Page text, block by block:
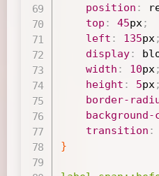
position :
top : 45px;
left : 135px;
display:
width : 10px;
height : 5px;
border-
transition :
}